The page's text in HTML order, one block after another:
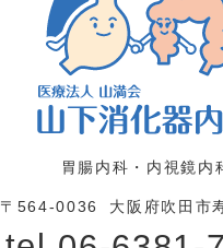
胃腸内科・内視鏡内
〒564-0036 大阪府吹田市